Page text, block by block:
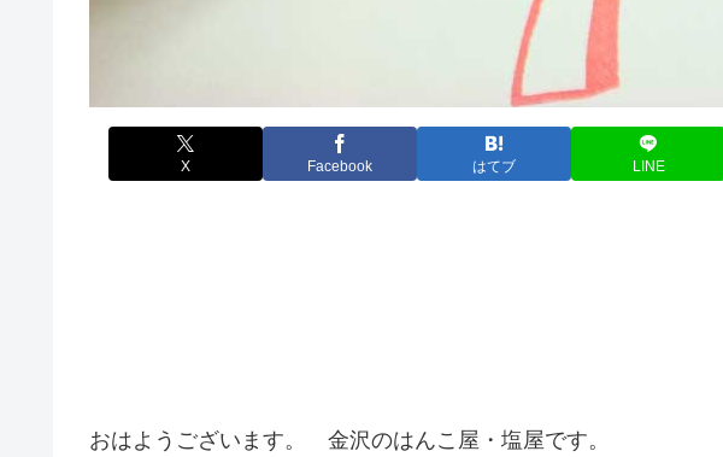
X Facebook はてブ LINE
おはようございます。 金沢のはんこ屋・塩屋です。